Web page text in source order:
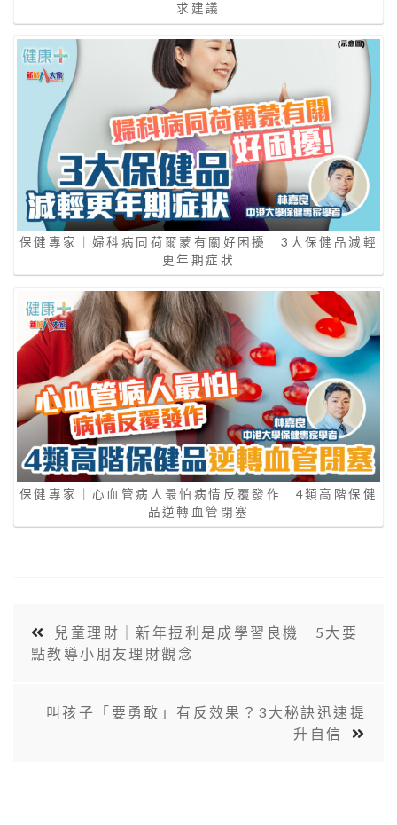
求建議
保健專家｜婦科病同荷爾蒙有關好困擾 3大保健品減輕
更年期症狀
保健專家｜心血管病人最怕病情反覆發作 4類高階保健
品逆轉血管閉塞
兒童理財｜新年𢭃利是成學習良機 5大要
點教導小朋友理財觀念
叫孩子「要勇敢」有反效果？3大秘訣迅速提
升自信